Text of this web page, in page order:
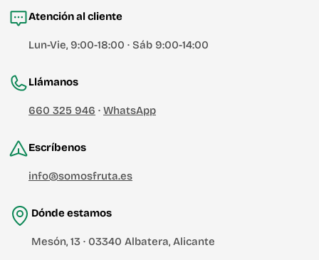
Atención al cliente
Lun-Vie, 9:00-18:00 · Sáb 9:00-14:00
Llámanos
660 325 946 · WhatsApp
Escríbenos
info@somosfruta.es
Dónde estamos
Mesón, 13 · 03340 Albatera, Alicante